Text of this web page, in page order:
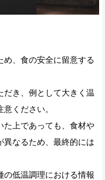
め、食の安全に留意する
だき、例として大きく温
ください。
た上であっても、食材や
異なるため、最終的には
の低温調理における情報